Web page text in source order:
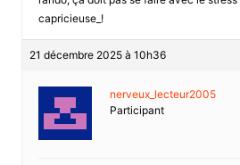
capricieuse_!
21 décembre 2025 à 10h36
nerveux_lecteur2005
Participant